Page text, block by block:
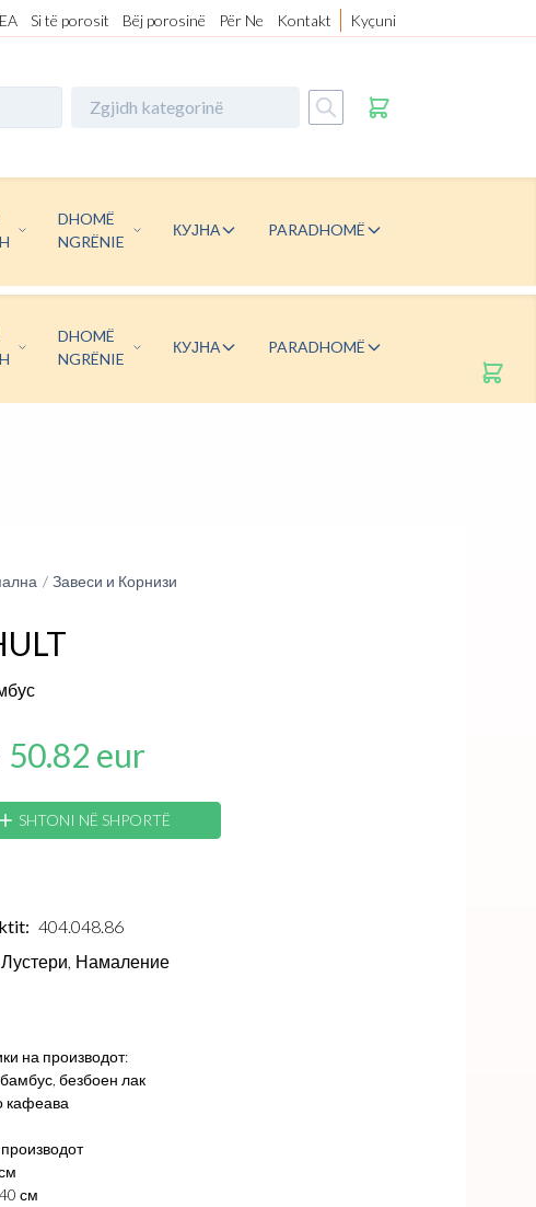
Si të porosit Bëj porosinë Për Ne Kontakt Kyçuni
DHOMË
NGRËNIE
КУЈНА PARADHOMË
DHOMË
NGRËNIE
КУЈНА PARADHOMË
Завеси и Корнизи
50.82 eur
SHTONI NË SHPORTË
404.048.86
Лустери, Намаление
на производот:
безбоен лак
кафеава
см